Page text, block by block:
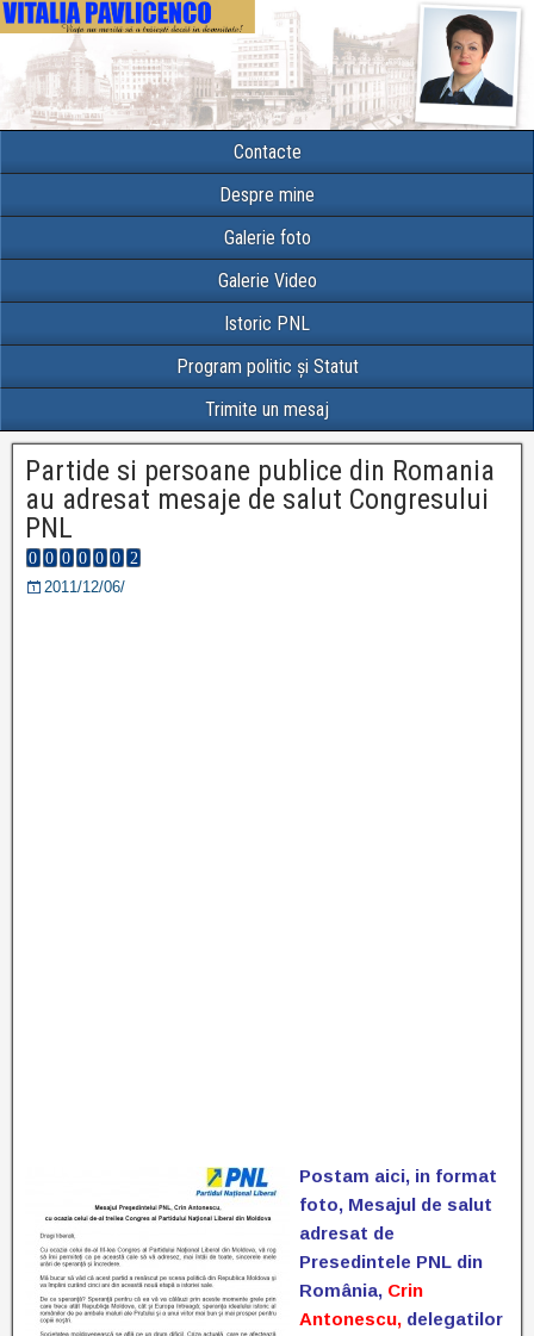
Contacte
Despre mine
Galerie foto
Galerie Video
Istoric PNL
Program politic și Statut
Trimite un mesaj
Partide si persoane publice din Romania
au adresat mesaje de salut Congresului
PNL
2011/12/06/
Postam aici, in format
foto, Mesajul de salut
adresat de
Presedintele PNL din
România, Crin
Antonescu, delegatilor